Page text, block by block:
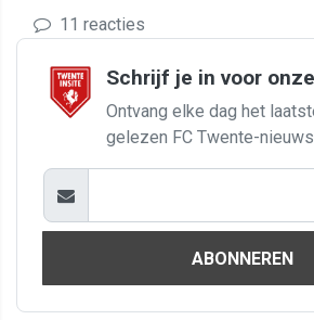
11 reacties
Schrijf je in voor
Ontvang elke dag het
gelezen FC Twente-
ABONNEREN